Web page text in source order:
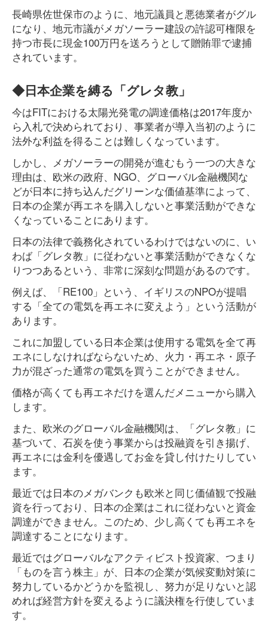
長崎県佐世保市のように、地元議員と悪徳業者がグル
になり、地元市議がメガソーラー建設の許認可権限を
持つ市長に現金100万円を送ろうとして贈賄罪で逮捕
されています。
◆日本企業を縛る「グレタ教」
今はFITにおける太陽光発電の調達価格は2017年度か
ら入札で決められており、事業者が導入当初のように
法外な利益を得ることは難しくなっています。
しかし、メガソーラーの開発が進むもう一つの大きな
理由は、欧米の政府、NGO、グローバル金融機関な
どが日本に持ち込んだグリーンな価値基準によって、
日本の企業が再エネを購入しないと事業活動ができな
くなっていることにあります。
日本の法律で義務化されているわけではないのに、い
わば「グレタ教」に従わないと事業活動ができなくな
りつつあるという、非常に深刻な問題があるのです。
例えば、「RE100」という、イギリスのNPOが提唱
する「全ての電気を再エネに変えよう」という活動が
あります。
これに加盟している日本企業は使用する電気を全て再
エネにしなければならないため、火力・再エネ・原子
力が混ざった通常の電気を買うことができません。
価格が高くても再エネだけを選んだメニューから購入
します。
また、欧米のグローバル金融機関は、「グレタ教」に
基づいて、石炭を使う事業からは投融資を引き揚げ、
再エネには金利を優遇してお金を貸し付けたりしてい
ます。
最近では日本のメガバンクも欧米と同じ価値観で投融
資を行っており、日本の企業はこれに従わないと資金
調達ができません。このため、少し高くても再エネを
調達することになります。
最近ではグローバルなアクティビスト投資家、つまり
「ものを言う株主」が、日本の企業が気候変動対策に
努力しているかどうかを監視し、努力が足りないと認
めれば経営方針を変えるように議決権を行使していま
す。